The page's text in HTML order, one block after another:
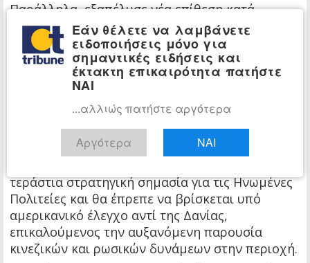
Παράλληλα, εξαπέλυσε νέα επίθεση κατά
ευρωπαϊκών χωρών, υποστηρίζοντας ότι η
Ιταλία, η Γερμανία και η Γαλλία δεν στήριξαν
επαρκώς τις Ηνωμένες Πολιτείες σε κρίσιμες
επιλογές τους, παρά το γεγονός ότι η
Ουάσιγκτον δαπανά επί δεκαετίες τεράστια
ποσά για την ασφάλεια των συμμάχων της μέσω
του ΝΑΤΟ.
επανήλθε και στο ζήτημα της
τεράστια στρατηγική σημασία για τις Ηνωμένες
Πολιτείες και θα έπρεπε να βρίσκεται υπό
αμερικανικό έλεγχο αντί της Δανίας,
επικαλούμενος την αυξανόμενη παρουσία
κινεζικών και ρωσικών δυνάμεων στην περιοχή.
Εάν θέλετε να λαμβάνετε
ειδοποιήσεις μόνο για
σημαντικές ειδήσεις και
έκτακτη επικαιρότητα πατήστε
ΝΑΙ
...αλλιώς πατήστε αργότερα
Αργότερα ΝΑΙ